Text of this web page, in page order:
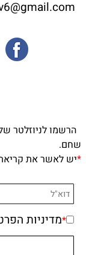
הרשמו לניוזלטר
שחם.
*יש לאשר את קריאת
*מדיניות